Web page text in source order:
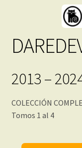
2013 –
COLECCIÓN
Tomos 1 al 4